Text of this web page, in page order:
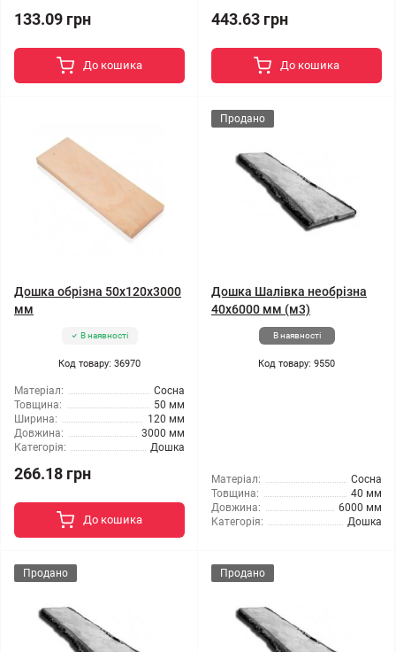
133.09 грн
До кошика
443.63 грн
До кошика
Дошка обрізна 50x120x3000
мм
В наявності
Код товару: 36970
Матеріал:
Сосна
Товщина:
50 мм
Ширина:
120 мм
Довжина:
3000 мм
Категорія:
Дошка
266.18 грн
До кошика
Продано
Дошка Шалівка необрізна
40x6000 мм (м3)
В наявності
Код товару: 9550
Матеріал:
Сосна
Товщина:
40 мм
Довжина:
6000 мм
Категорія:
Дошка
Продано Продано